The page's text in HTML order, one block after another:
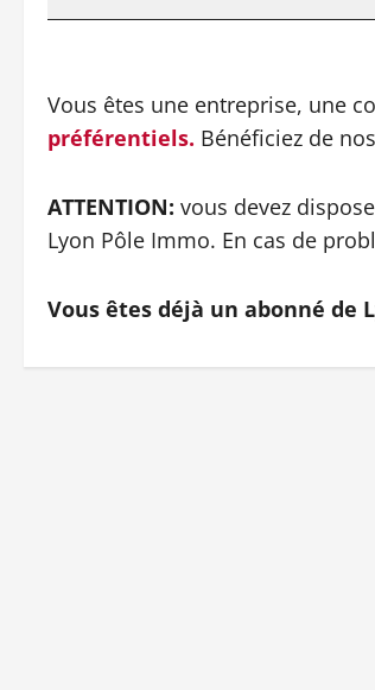
Vous êtes une entreprise, une
préférentiels. Bénéficiez de
ATTENTION: vous devez
Lyon Pôle Immo. En cas de
Vous êtes déjà un abonné de